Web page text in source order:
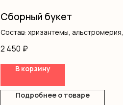
Сборный букет
Состав: хризантемы, альстромерия,
2 450 ₽
В корзину
Подробнее о товаре